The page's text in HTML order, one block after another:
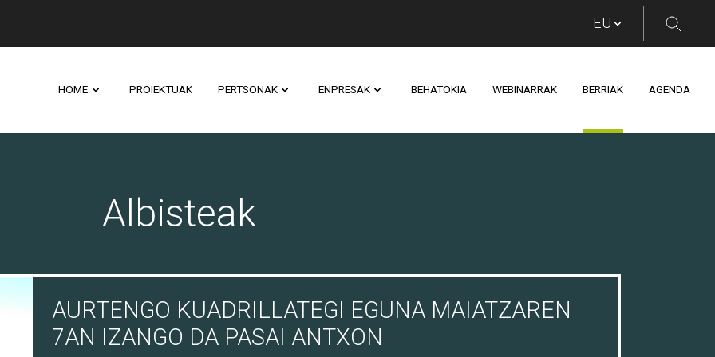
HOME PROIEKTUAK PERTSONAK ENPRESAK BEHATOKIA WEBINARRAK BERRIAK AGENDA
Albisteak
AURTENGO KUADRILLATEGI EGUNA MAIATZAREN
7AN IZANGO DA PASAI ANTXON